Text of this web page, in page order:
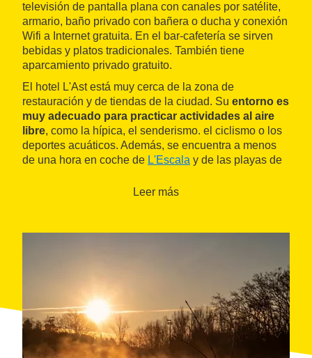
televisión de pantalla plana con canales por satélite,
armario, baño privado con bañera o ducha y conexión
Wifi a Internet gratuita. En el bar-cafetería se sirven
bebidas y platos tradicionales. También tiene
aparcamiento privado gratuito.
El hotel L'Ast está muy cerca de la zona de
restauración y de tiendas de la ciudad. Su entorno es
muy adecuado para practicar actividades al aire
libre, como la hípica, el senderismo. el ciclismo o los
deportes acuáticos. Además, se encuentra a menos
de una hora en coche de L'Escala y de las playas de
Leer más